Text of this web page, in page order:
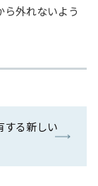
外れないよう
する新しい